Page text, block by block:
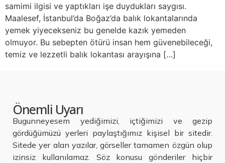
samimi ilgisi ve yaptıkları işe duydukları saygısı.
Maalesef, İstanbul’da Boğaz’da balık lokantalarında
yemek yiyecekseniz bu genelde kazık yemeden
olmuyor. Bu sebepten ötürü insan hem güvenebileceği,
temiz ve lezzetli balık lokantası arayışına […]
Önemli Uyarı
Bugunneyesem yediğimizi, içtiğimizi ve gezip
gördüğümüzü yerleri paylaştığımız kişisel bir sitedir.
Sitede yer alan yazılar, görseller tamamen özgün olup
izinsiz kullanılamaz. Söz konusu gönderiler hiçbir